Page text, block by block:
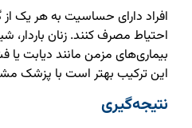
افراد دارای حساسیت به هر یک از
احتیاط مصرف کنند. زنان باردار،
بیماری‌های مزمن مانند دیابت یا
این ترکیب بهتر است با پزشک
نتیجه‌گیری